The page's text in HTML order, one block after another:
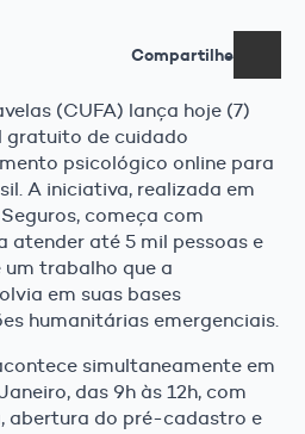
Compartilhe
(CUFA) lança hoje (7)
gratuito de cuidado
psicológico online para
A iniciativa, realizada em
começa com
atender até 5 mil pessoas e
trabalho que a
em suas bases
humanitárias emergenciais.
simultaneamente em
das 9h às 12h, com
abertura do pré-cadastro e